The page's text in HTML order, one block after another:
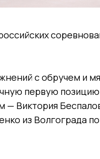
с обручем и
первую
— Виктория
из Волгограда